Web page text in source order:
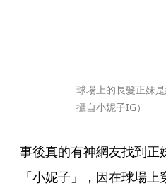
球場上的長髮正妹
攝自小妮子IG）
事後真的有神網友找到正
「小妮子」，因在球場